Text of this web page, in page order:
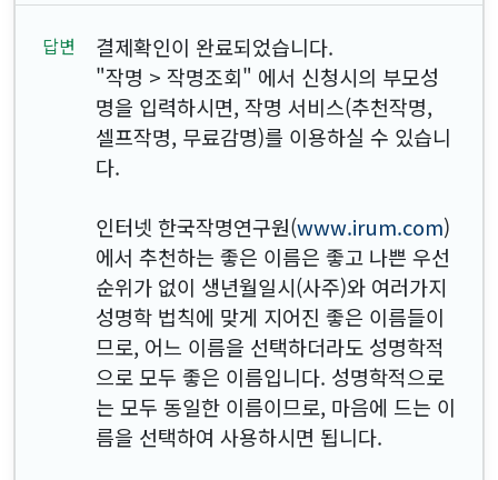
결제확인이 완료되었습니다.
"작명 > 작명조회" 에서 신청시의 부모성
명을 입력하시면, 작명 서비스(추천작명,
셀프작명, 무료감명)를 이용하실 수 있습니
다.
인터넷 한국작명연구원(www.irum.com)
에서 추천하는 좋은 이름은 좋고 나쁜 우선
순위가 없이 생년월일시(사주)와 여러가지
성명학 법칙에 맞게 지어진 좋은 이름들이
므로, 어느 이름을 선택하더라도 성명학적
으로 모두 좋은 이름입니다. 성명학적으로
는 모두 동일한 이름이므로, 마음에 드는 이
름을 선택하여 사용하시면 됩니다.